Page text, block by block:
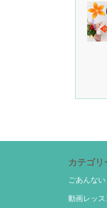
カテゴリ
ごあんない
動画レッス